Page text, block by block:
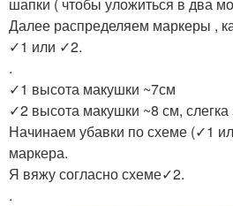
Шапка из мохера
Объемные узоры
Далее распределяем маркеры ,
✓1 или ✓2.
.
✓1 высота макушки ~7см
✓2 высота макушки ~8 см,
Начинаем убавки по схеме (✓1
маркера.
Я вяжу согласно схеме✓2.
.